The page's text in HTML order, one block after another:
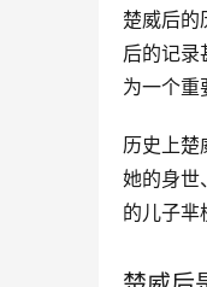
楚威后的
后的记录
为一个重
历史上楚
她的身世
的儿子芈